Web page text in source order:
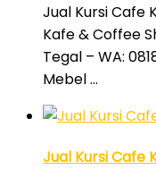
Jual Kursi Cafe
Kafe & Coffee
Tegal – WA:
Mebel …
Jual Kursi Cafe